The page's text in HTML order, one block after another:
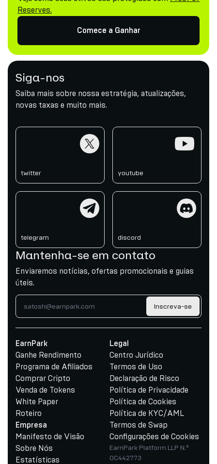
Reserves.
Comece a Ganhar
Siga-nos
Saiba mais sobre nossa estratégia, atualizações,
novas taxas e muito mais.
twitter youtube
telegram discord
Mantenha-se em contato
Enviaremos notícias, ofertas promocionais e guias
úteis.
Inscreva-se
EarnPark
Ganhe Rendimento
Programa de Afiliados
Comprar Cripto
Venda de Tokens
White Paper
Roteiro
Empresa
Manifesto de Visão
Sobre Nós
Estatísticas
Legal
Centro Jurídico
Termos de Uso
Declaração de Risco
Política de Privacidade
Política de Cookies
Política de KYC/AML
Termos de Swap
Configurações de Cookies
EarnPark Platform LLP N.º
OC442773